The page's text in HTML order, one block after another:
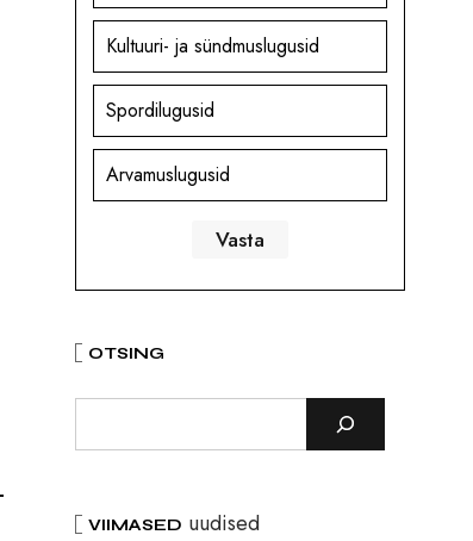
Kultuuri- ja sündmuslugusid
Spordilugusid
Arvamuslugusid
OTSING
VIIMASED uudised